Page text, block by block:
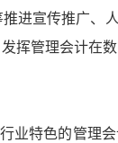
进宣传推广
挥管理会计在
业特色的管理